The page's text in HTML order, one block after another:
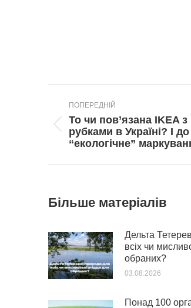
navigation
ПОПЕРЕДНІЙ
Попередній
пост:
То чи пов’язана IKEA
рубками в Україні? І
“екологічне”
Більше матеріалів
Дельта
всіх чи
обраних?
03.08.2026
Понад 100